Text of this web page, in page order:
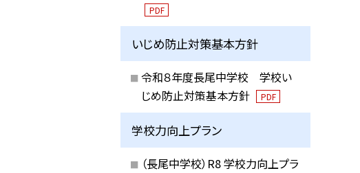
PDF
いじめ防止対策基本方針
令和８年度長尾中学校 学校い
じめ防止対策基本方針
PDF
学校力向上プラン
（長尾中学校）R8 学校力向上プラ